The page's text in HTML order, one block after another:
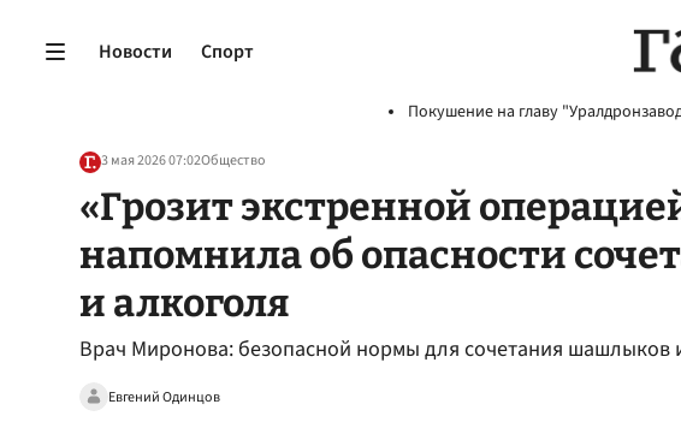
Новости Спорт
Покушение на главу
3 мая 2026 07:02Общество
«Грозит экстренной
напомнила об опасности
и алкоголя
Врач Миронова: безопасной нормы для сочетания шашлыков
Евгений Одинцов